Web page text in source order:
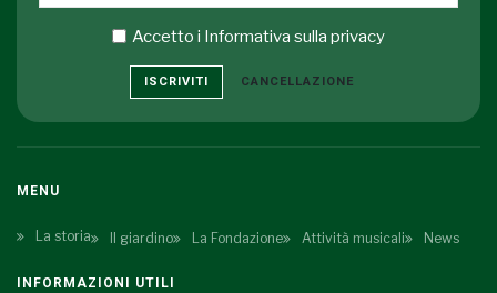
Accetto i Informativa sulla privacy
ISCRIVITI CANCELLAZIONE
MENU
La storia Il giardino La Fondazione Attività musicali News
INFORMAZIONI UTILI